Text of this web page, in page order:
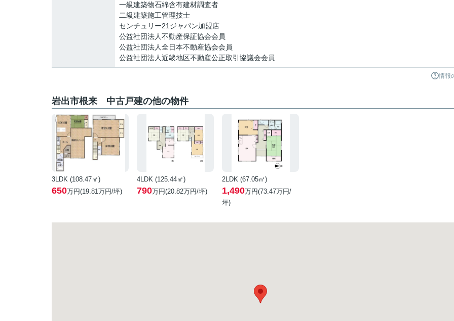
一級建築物石綿含有建材調査者
二級建築施工管理技士
センチュリー21ジャパン加盟店
公益社団法人不動産保証協会会員
公益社団法人全日本不動産協会会員
公益社団法人近畿地区不動産公正取引協議会会員
情報
岩出市根来 中古戸建の他の物件
3LDK (108.47㎡)
650万円(19.81万円/坪)
4LDK (125.44㎡)
790万円(20.82万円/坪)
2LDK (67.05㎡)
1,490万円(73.47万円/
坪)